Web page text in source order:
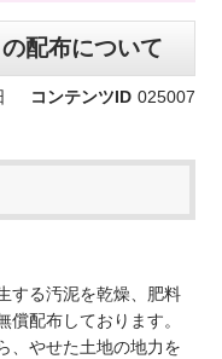
配布について
コンテンツID 025007
する汚泥を乾燥、肥料
配布しております。
、やせた土地の地力を